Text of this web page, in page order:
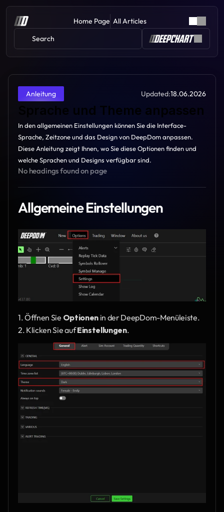
Home Page All Articles
Search
Anleitung Updated:18.06.2026
Sprache und Theme anpassen
In den allgemeinen Einstellungen können Sie die Interface-
Sprache, Zeitzone und das Design von DeepDom anpassen.
Diese Anleitung zeigt Ihnen, wo Sie diese Optionen finden und
welche Sprachen und Designs verfügbar sind.
No headings found on page
Allgemeine Einstellungen
1. Öffnen Sie Optionen in der DeepDom-Menüleiste.
2. Klicken Sie auf Einstellungen.